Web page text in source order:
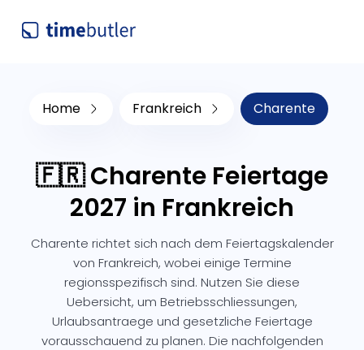
Home Frankreich Charente
🇫🇷 Charente Feiertage
2027 in Frankreich
Charente richtet sich nach dem Feiertagskalender
von Frankreich, wobei einige Termine
regionsspezifisch sind. Nutzen Sie diese
Uebersicht, um Betriebsschliessungen,
Urlaubsantraege und gesetzliche Feiertage
vorausschauend zu planen. Die nachfolgenden